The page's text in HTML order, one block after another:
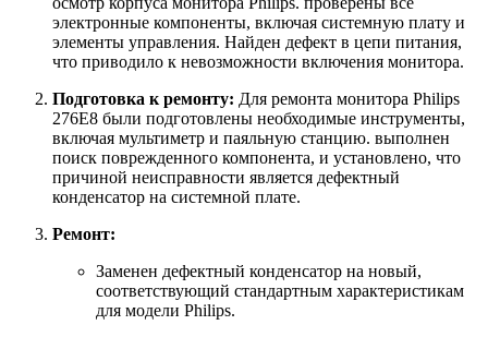
электронные компоненты, включая системную плату и
элементы управления. Найден дефект в цепи питания,
что приводило к невозможности включения монитора.
Подготовка к ремонту: Для ремонта монитора Philips
276E8 были подготовлены необходимые инструменты,
включая мультиметр и паяльную станцию. выполнен
поиск поврежденного компонента, и установлено, что
причиной неисправности является дефектный
конденсатор на системной плате.
Ремонт:
Заменен дефектный конденсатор на новый,
соответствующий стандартным характеристикам
для модели Philips.